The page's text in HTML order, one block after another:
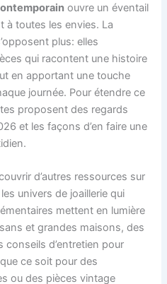
ouvre un éventail
à toutes les envies. La
plus: elles
qui racontent une histoire
en apportant une touche
journée. Pour étendre ce
proposent des regards
et les façons d’en faire une
d’autres ressources sur
univers de joaillerie qui
mettent en lumière
et grandes maisons, des
conseils d’entretien pour
ce soit pour des
ou des pièces vintage